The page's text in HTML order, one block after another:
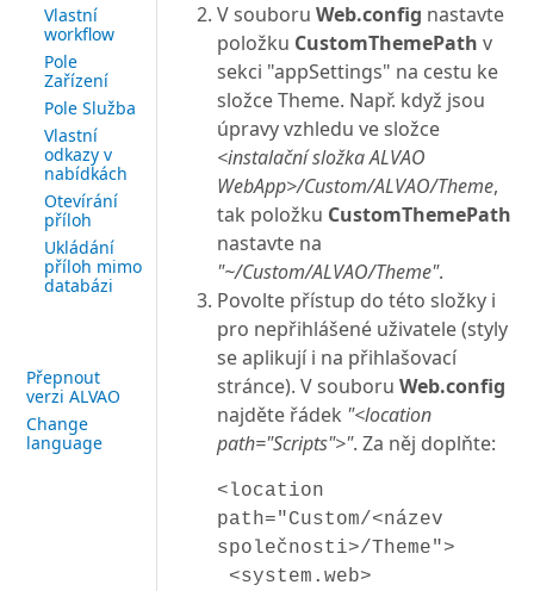
Vlastní
workflow
Pole
Zařízení
Pole Služba
Vlastní
odkazy v
nabídkách
Otevírání
příloh
Ukládání
příloh mimo
databázi
Přepnout
verzi ALVAO
Change
language
V souboru Web.config nastavte
položku CustomThemePath v
sekci "appSettings" na cestu ke
složce Theme. Např. když jsou
úpravy vzhledu ve složce
<instalační složka ALVAO
WebApp>/Custom/ALVAO/Theme,
tak položku CustomThemePath
nastavte na
"~/Custom/ALVAO/Theme".
Povolte přístup do této složky i
pro nepřihlášené uživatele (styly
se aplikují i na přihlašovací
stránce). V souboru Web.config
najděte řádek "<location
path="Scripts">". Za něj doplňte:
<location
path="Custom/<název
společnosti>/Theme">
<system.web>